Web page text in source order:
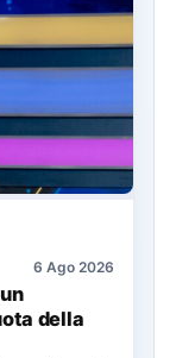
6 Ago 2026
della